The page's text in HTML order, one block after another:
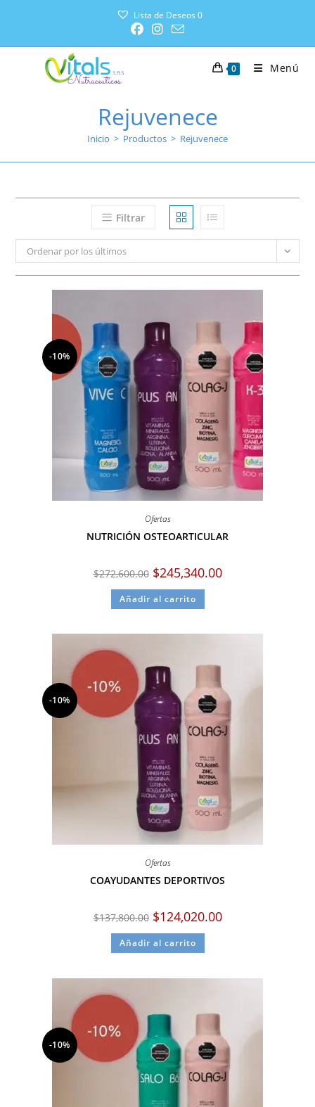
Lista de Deseos 0
0 Menú
Rejuvenece
Inicio > Productos > Rejuvenece
Filtrar
Ordenar por los últimos
-10%
Ofertas
NUTRICIÓN OSTEOARTICULAR
$272,600.00 $245,340.00
Añadir al carrito
-10%
Ofertas
COAYUDANTES DEPORTIVOS
$137,800.00 $124,020.00
Añadir al carrito
-10%